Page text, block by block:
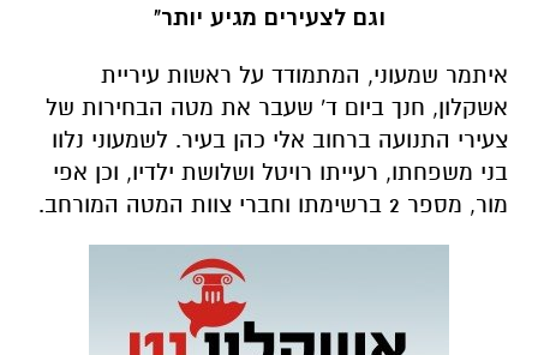
וגם לצעירים מגיע יותר"
איתמר שמעוני, המתמודד על ראשות עיריית
אשקלון, חנך ביום ד' שעבר את מטה הבחירות של
צעירי התנועה ברחוב אלי כהן בעיר. לשמעוני נלוו
בני משפחתו, רעייתו רויטל ושלושת ילדיו, וכן אפי
מור, מספר 2 ברשימתו וחברי צוות המטה המורחב.